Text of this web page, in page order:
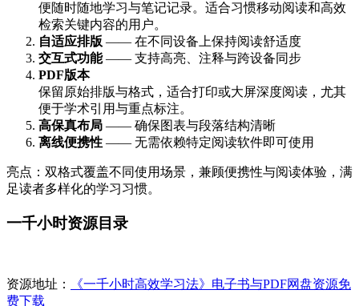
便随时随地学习与笔记记录。适合习惯移动阅读和高效
检索关键内容的用户。
自适应排版 —— 在不同设备上保持阅读舒适度
交互式功能—— 支持高亮、注释与跨设备同步
PDF版本
保留原始排版与格式，适合打印或大屏深度阅读，尤其
便于学术引用与重点标注。
高保真布局 —— 确保图表与段落结构清晰
离线便携性 —— 无需依赖特定阅读软件即可使用
亮点：双格式覆盖不同使用场景，兼顾便携性与阅读体验，满
足读者多样化的学习习惯。
一千小时资源目录
资源地址：
《一千小时高效学习法》电子书与PDF网盘资源免
费下载